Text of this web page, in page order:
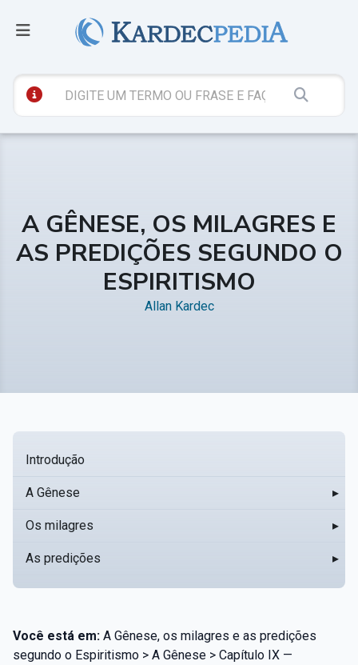
A GÊNESE, OS MILAGRES E
AS PREDIÇÕES SEGUNDO O
ESPIRITISMO
Allan Kardec
Introdução
A Gênese ▸
Os milagres ▸
As predições ▸
Você está em: A Gênese, os milagres e as predições
segundo o Espiritismo > A Gênese > Capítulo IX —